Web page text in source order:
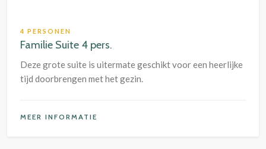
4 PERSONEN
Familie Suite 4 pers.
Deze grote suite is uitermate geschikt voor een heerlijke
tijd doorbrengen met het gezin.
MEER INFORMATIE